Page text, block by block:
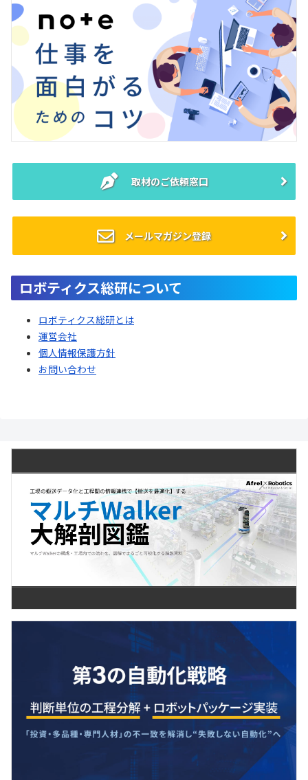
取材のご依頼窓口
メールマガジン登録
ロボティクス総研について
ロボティクス総研とは
運営会社
個人情報保護方針
お問い合わせ